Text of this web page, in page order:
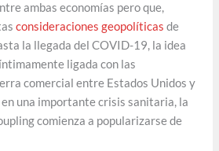
ambas economías pero que,
consideraciones geopolíticas de
la llegada del COVID-19, la idea
ligada con las
comercial entre Estados Unidos y
una importante crisis sanitaria, la
comienza a popularizarse de